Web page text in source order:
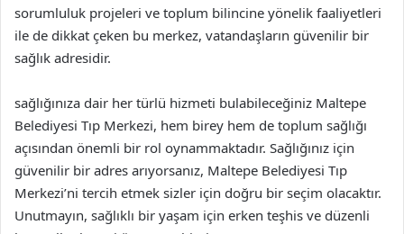
sorumluluk projeleri ve toplum bilincine yönelik faaliyetleri
ile de dikkat çeken bu merkez, vatandaşların güvenilir bir
sağlık adresidir.
sağlığınıza dair her türlü hizmeti bulabileceğiniz Maltepe
Belediyesi Tıp Merkezi, hem birey hem de toplum sağlığı
açısından önemli bir rol oynammaktadır. Sağlığınız için
güvenilir bir adres arıyorsanız, Maltepe Belediyesi Tıp
Merkezi’ni tercih etmek sizler için doğru bir seçim olacaktır.
Unutmayın, sağlıklı bir yaşam için erken teşhis ve düzenli